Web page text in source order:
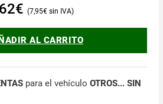
€ 7,95€
AL CARRITO
para el vehículo OTROS... SIN